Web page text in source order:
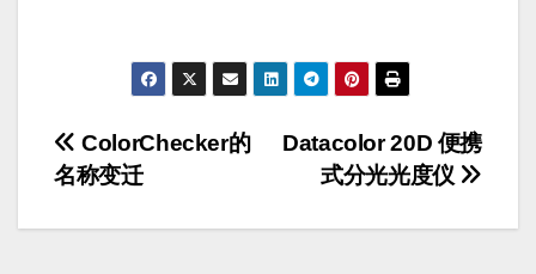
文
章
Datacolor 20D 便携
式分光光度仪
ColorChecker的
名称变迁